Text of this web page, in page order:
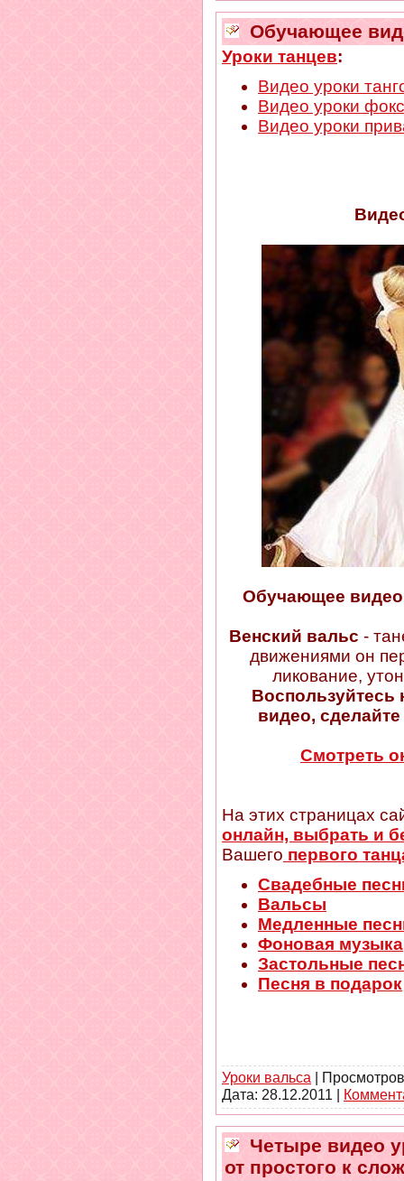
Обучающее
Уроки танцев:
Видео уроки
Видео уроки
Видео уроки
Обучающее
Венский вальс -
движениями он
ликование,
видео,
Смотреть
На этих страницах
онлайн, выбрать и
Вашего первого
Свадебные
Вальсы
Медленные
Фоновая музыка
Застольные
Песня в подарок
Уроки вальса |
Дата: 28.12.2011 |
Четыре видео
от простого к